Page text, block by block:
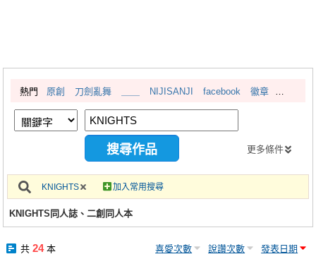
繪圖藝廊
交流中心
攤位轉讓區
會員中心
註冊會員
熱門 原創 刀劍亂舞 NIJISANJI facebook 徽章
更多條件
KNIGHTS 加入常用搜尋
KNIGHTS同人誌、二創同人本
共 24本 喜愛次數 說讚次數 發表日期